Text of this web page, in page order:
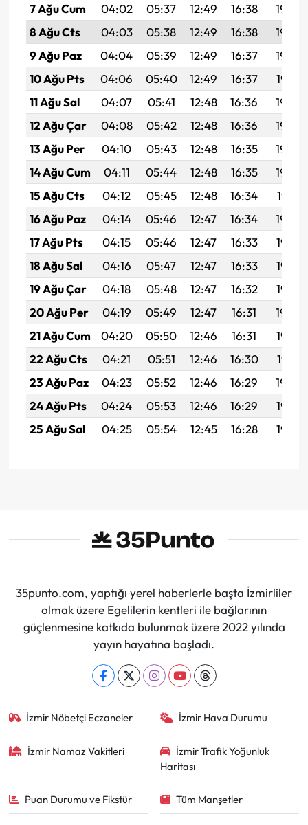
7 Ağu Cum 04:02 05:37 12:49 16:38
19:50
8 Ağu Cts
04:03 05:38 12:49 16:38
19:49
9 Ağu Paz
04:04 05:39 12:49 16:37
19:48
10 Ağu Pts
04:06 05:40 12:49 16:37
19:47
11 Ağu Sal
04:07 05:41 12:48 16:36
19:46
12 Ağu Çar
04:08 05:42 12:48 16:36
19:44
13 Ağu Per
04:10 05:43 12:48 16:35
19:43
14 Ağu Cum
04:11 05:44 12:48 16:35
19:42
15 Ağu Cts
04:12 05:45 12:48 16:34
19:41
16 Ağu Paz
04:14 05:46 12:47 16:34
19:39
17 Ağu Pts
04:15 05:46 12:47 16:33
19:38
18 Ağu Sal
04:16 05:47 12:47 16:33
19:37
19 Ağu Çar
04:18 05:48 12:47 16:32
19:35
20 Ağu Per
04:19 05:49 12:47 16:31
19:34
21 Ağu Cum
04:20 05:50 12:46 16:31
19:33
22 Ağu Cts
04:21 05:51 12:46 16:30
19:31
23 Ağu Paz
04:23 05:52 12:46 16:29
19:30
24 Ağu Pts
04:24 05:53 12:46 16:29
19:28
25 Ağu Sal
04:25 05:54 12:45 16:28 19:27
35punto.com, yaptığı yerel haberlerle başta İzmirliler
olmak üzere Egelilerin kentleri ile bağlarının
güçlenmesine katkıda bulunmak üzere 2022 yılında
yayın hayatına başladı.
İzmir Nöbetçi Eczaneler İzmir Hava Durumu
İzmir Namaz Vakitleri
İzmir Trafik Yoğunluk
Haritası
Puan Durumu ve Fikstür Tüm Manşetler